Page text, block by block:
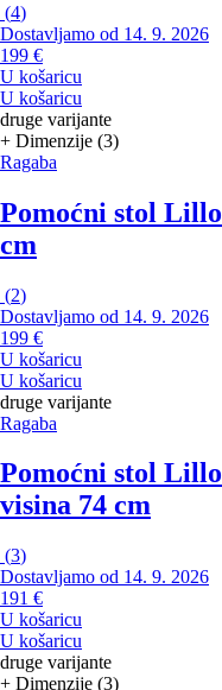
(4)
Dostavljamo od 14. 9. 2026
199 €
U košaricu
U košaricu
druge varijante
+ Dimenzije (3)
Ragaba
Pomoćni stol Lillo
cm
(2)
Dostavljamo od 14. 9. 2026
199 €
U košaricu
U košaricu
druge varijante
Ragaba
Pomoćni stol Lillo
visina 74 cm
(3)
Dostavljamo od 14. 9. 2026
191 €
U košaricu
U košaricu
druge varijante
+ Dimenzije (3)